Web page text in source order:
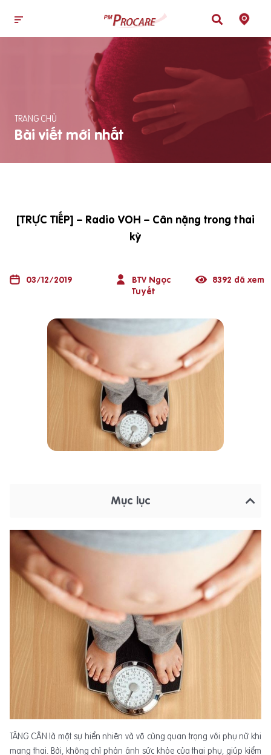
TRANG CHỦ
Bài viết mới nhất
[TRỰC TIẾP] – Radio VOH – Cân nặng trong thai
kỳ
03/12/2019
BTV Ngọc
Tuyết
8392 đã xem
Mục lục
TĂNG CÂN là một sự hiển nhiên và vô cùng quan trọng với phụ nữ khi
mang thai. Bởi, không chỉ phản ánh sức khỏe của thai phụ, giúp kiểm